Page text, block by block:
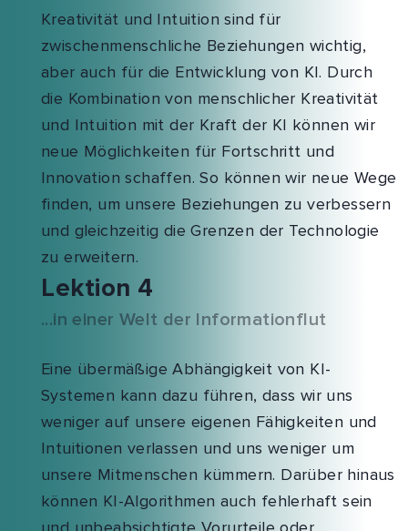
Kreativität und Intuition sind für
zwischenmenschliche Beziehungen wichtig,
aber auch für die Entwicklung von KI. Durch
die Kombination von menschlicher Kreativität
und Intuition mit der Kraft der KI können wir
neue Möglichkeiten für Fortschritt und
Innovation schaffen. So können wir neue Wege
finden, um unsere Beziehungen zu verbessern
und gleichzeitig die Grenzen der Technologie
zu erweitern.
Lektion 4
...in einer Welt der Informationflut
Eine übermäßige Abhängigkeit von KI-
Systemen kann dazu führen, dass wir uns
weniger auf unsere eigenen Fähigkeiten und
Intuitionen verlassen und uns weniger um
unsere Mitmenschen kümmern. Darüber hinaus
können KI-Algorithmen auch fehlerhaft sein